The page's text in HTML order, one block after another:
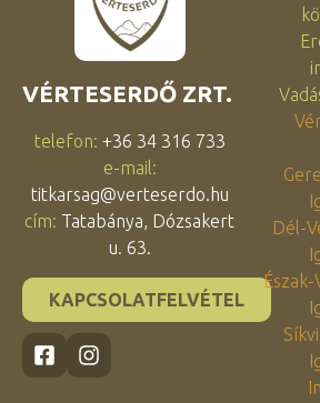
VÉRTESERDŐ ZRT.
telefon: +36 34 316 733
e-mail:
titkarsag@verteserdo.hu
cím: Tatabánya, Dózsakert
u. 63.
KAPCSOLATFELVÉTEL
Dél-